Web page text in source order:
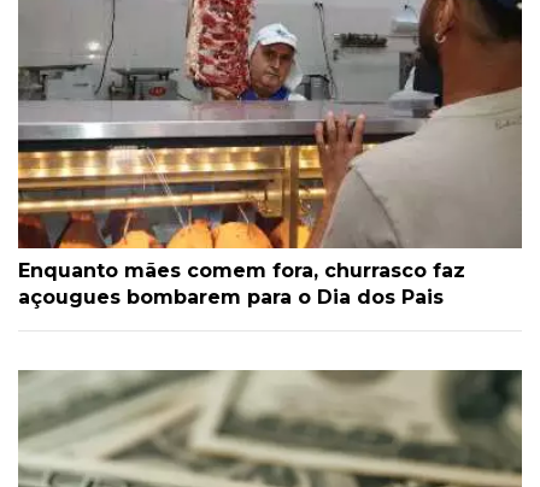
Enquanto mães comem fora, churrasco faz
açougues bombarem para o Dia dos Pais